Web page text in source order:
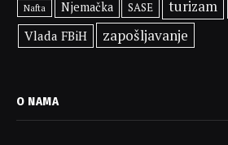
Nafta Njemačka SASE turizam
Vlada FBiH zapošljavanje
O NAMA